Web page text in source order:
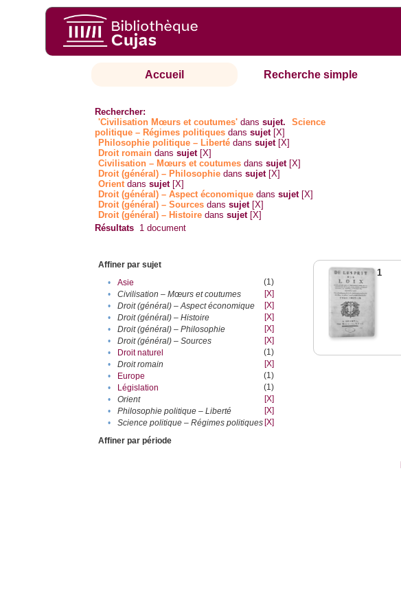
Accueil Recherche simple
Rechercher:
'Civilisation Mœurs et coutumes' danssujet.
Science
politique – Régimes politiques danssujet [X]
Philosophie politique – Liberté danssujet [X]
Droit romain danssujet [X]
Civilisation – Mœurs et coutumes danssujet [X]
Droit (général) – Philosophie danssujet [X]
Orientdanssujet [X]
Droit (général) – Aspect économique danssujet [X]
Droit (général) – Sources danssujet [X]
Droit (général) – Histoire danssujet [X]
Résultats 1 document
Affiner par sujet
•
Asie
(1)
•
Civilisation – Mœurs et coutumes
[X]
•
Droit (général) – Aspect économique
[X]
•
Droit (général) – Histoire
[X]
•
Droit (général) – Philosophie
[X]
•
Droit (général) – Sources
[X]
•
Droit naturel
(1)
•
Droit romain
[X]
•
Europe
(1)
•
Législation
(1)
•
Orient
[X]
•
Philosophie politique – Liberté
[X]
•
Science politique – Régimes politiques [X]
Affiner par période
1